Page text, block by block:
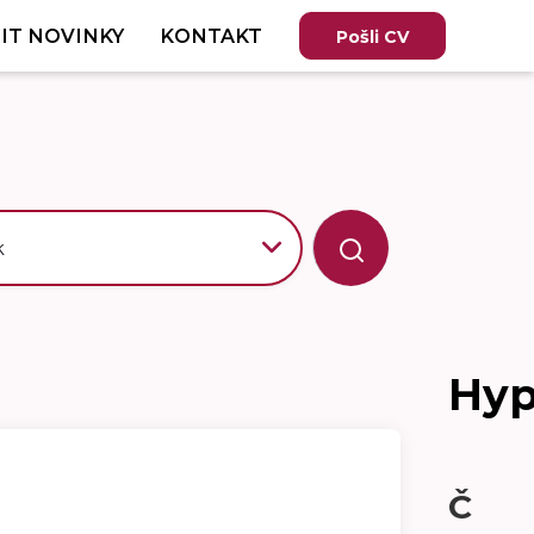
IT NOVINKY KONTAKT Pošli CV
Č